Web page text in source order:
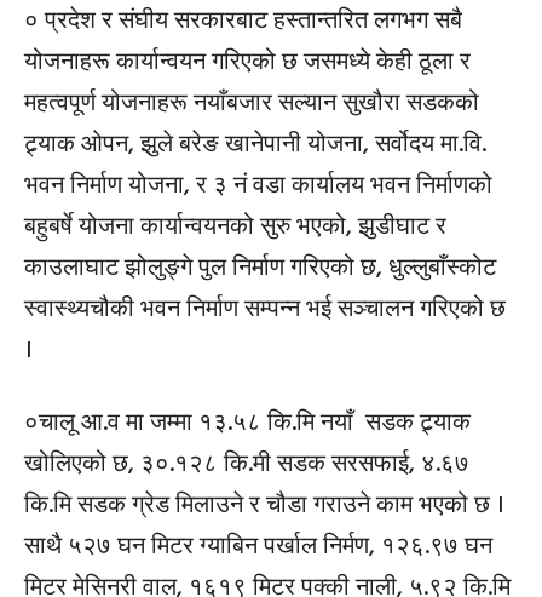
० प्रदेश र संघीय सरकारबाट हस्तान्तरित लगभग सबै
योजनाहरू कार्यान्वयन गरिएको छ जसमध्ये केही ठूला र
महत्वपूर्ण योजनाहरू नयाँबजार सल्यान सुखौरा सडकको
ट्र्याक ओपन, झुले बरेङ खानेपानी योजना, सर्वोदय मा.वि.
भवन निर्माण योजना, र ३ नं वडा कार्यालय भवन निर्माणको
बहुबर्षे योजना कार्यान्वयनको सुरु भएको, झुडीघाट र
काउलाघाट झोलुङ्गे पुल निर्माण गरिएको छ, धुल्लुबाँस्कोट
स्वास्थ्यचौकी भवन निर्माण सम्पन्न भई सञ्चालन गरिएको छ
।
०चालू आ.व मा जम्मा १३.५८ कि.मि नयाँ सडक ट्र्याक
खोलिएको छ, ३०.१२८ कि.मी सडक सरसफाई, ४.६७
कि.मि सडक ग्रेड मिलाउने र चौडा गराउने काम भएको छ ।
साथै ५२७ घन मिटर ग्याबिन पर्खाल निर्मण, १२६.९७ घन
मिटर मेसिनरी वाल, १६१९ मिटर पक्की नाली, ५.९२ कि.मि